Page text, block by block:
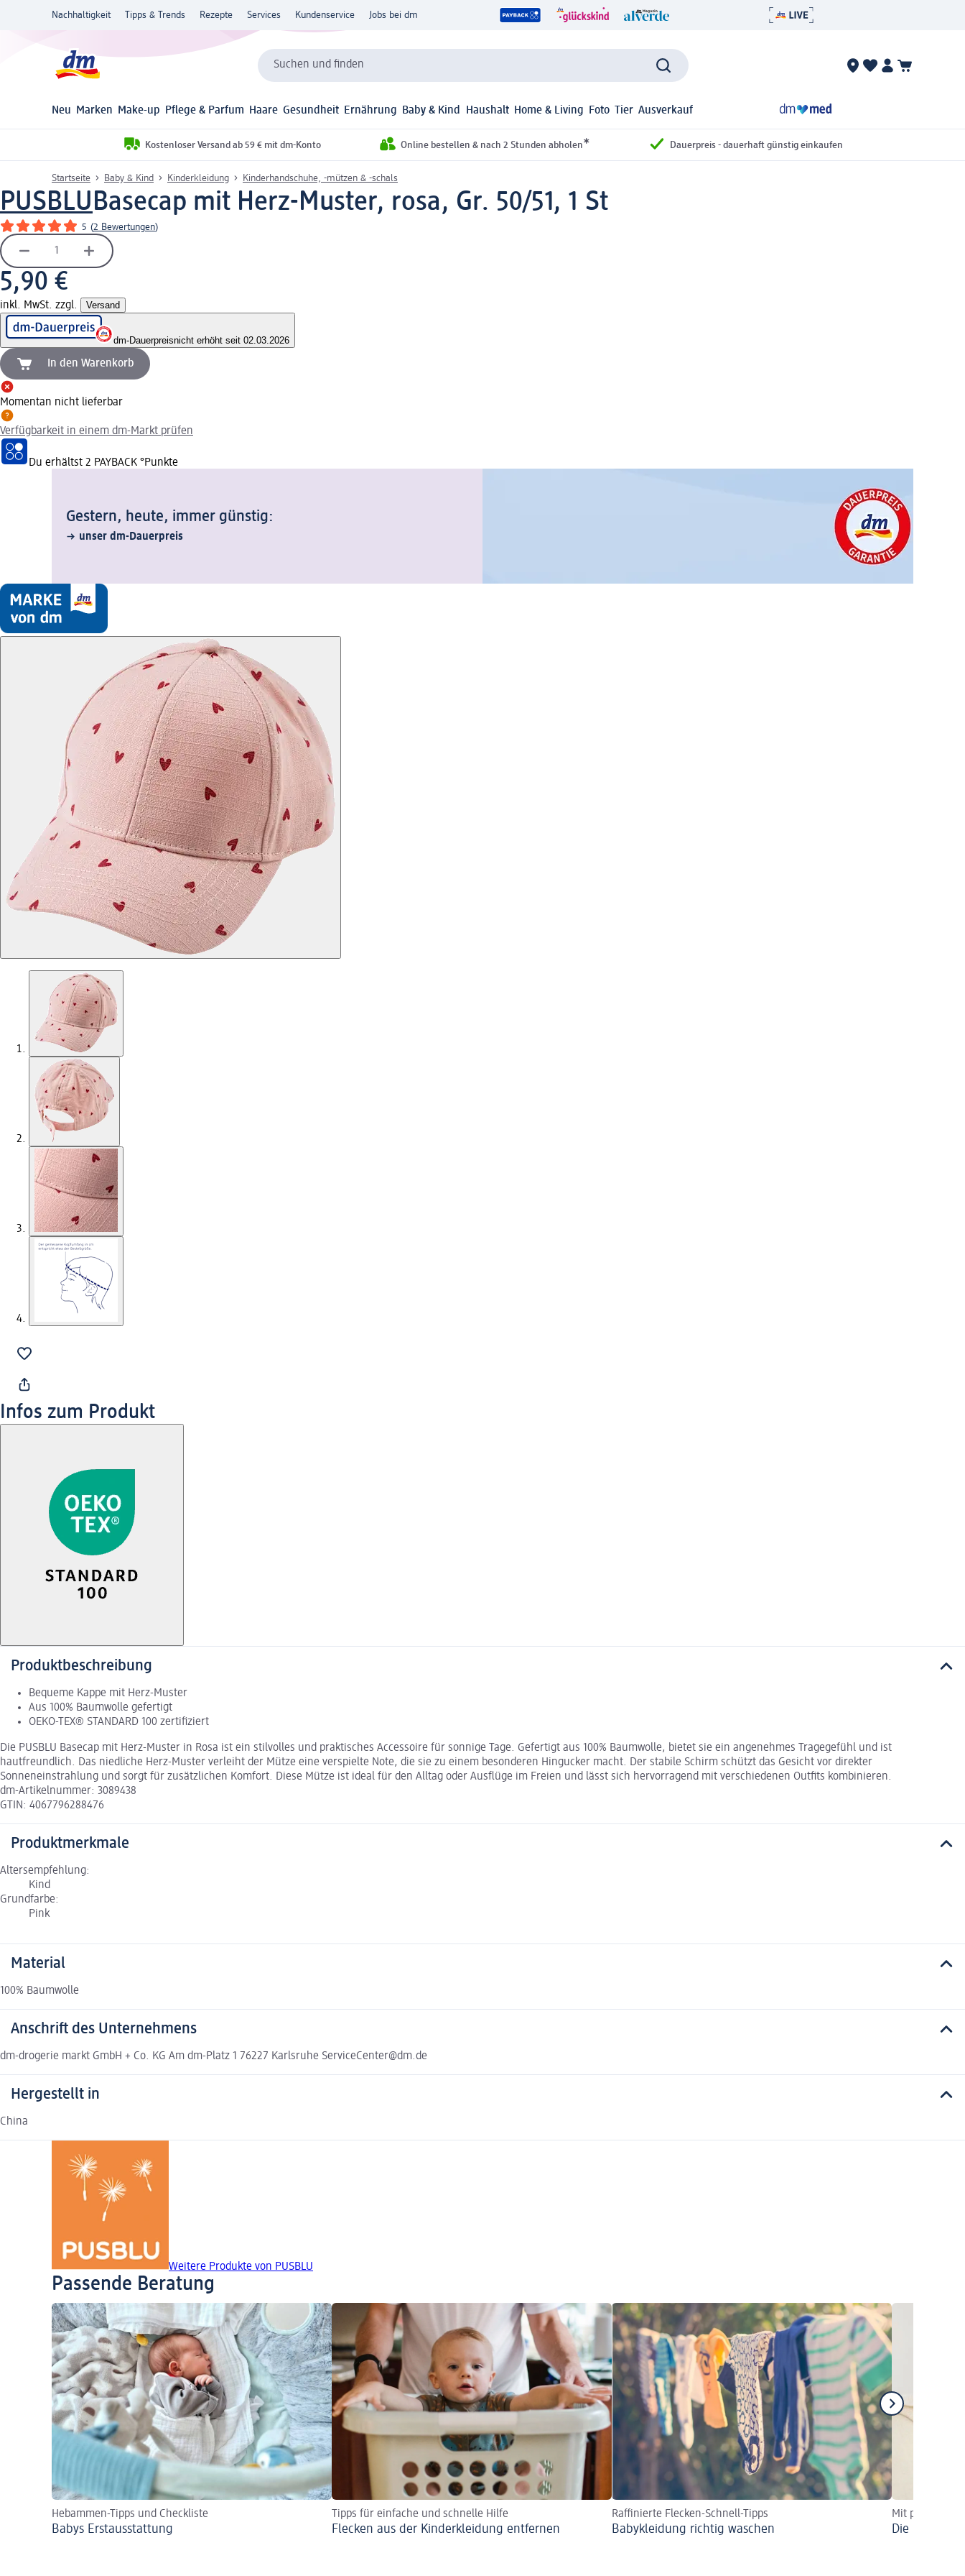
Nachhaltigkeit Tipps & Trends Rezepte Services Kundenservice Jobs bei dm
Suchen und finden
Neu Marken Make-up Pflege & Parfum Haare Gesundheit Ernährung Baby & Kind Haushalt Home & Living Foto Tier Ausverkauf
Kostenloser Versand ab 59 € mit dm-Konto Online bestellen & nach 2 Stunden abholen* Dauerpreis - dauerhaft günstig einkaufen
Startseite Baby & Kind Kinderkleidung Kinderhandschuhe, -mützen & -schals
PUSBLUBasecap mit Herz-Muster, rosa, Gr. 50/51, 1 St
5 (2 Bewertungen)
5,90 €
inkl. MwSt. zzgl. Versand
dm-Dauerpreisnicht erhöht seit 02.03.2026
In den Warenkorb
Momentan nicht lieferbar
Verfügbarkeit in einem dm-Markt prüfen
Du erhältst 2 PAYBACK °Punkte
Gestern, heute, immer günstig:
unser dm-Dauerpreis
Infos zum Produkt
Produktbeschreibung
Bequeme Kappe mit Herz-Muster
Aus 100% Baumwolle gefertigt
OEKO-TEX® STANDARD 100 zertifiziert
Die PUSBLU Basecap mit Herz-Muster in Rosa ist ein stilvolles und praktisches Accessoire für sonnige Tage. Gefertigt aus 100% Baumwolle, bietet sie ein angenehmes Tragegefühl und ist
hautfreundlich. Das niedliche Herz-Muster verleiht der Mütze eine verspielte Note, die sie zu einem besonderen Hingucker macht. Der stabile Schirm schützt das Gesicht vor direkter
Sonneneinstrahlung und sorgt für zusätzlichen Komfort. Diese Mütze ist ideal für den Alltag oder Ausflüge im Freien und lässt sich hervorragend mit verschiedenen Outfits kombinieren.
dm-Artikelnummer: 3089438
GTIN: 4067796288476
Produktmerkmale
Altersempfehlung:
Kind
Grundfarbe:
Pink
Material
100% Baumwolle
Anschrift des Unternehmens
dm-drogerie markt GmbH + Co. KG Am dm-Platz 1 76227 Karlsruhe ServiceCenter@dm.de
Hergestellt in
China
Weitere Produkte von PUSBLU
Passende Beratung
Hebammen-Tipps und Checkliste
Babys Erst­aus­stattung
Tipps für einfache und schnelle Hilfe
Flecken aus der Kinderkleidung entfernen
Raffinierte Flecken-Schnell-Tipps
Babykleidung richtig waschen
Mit
Die richtige